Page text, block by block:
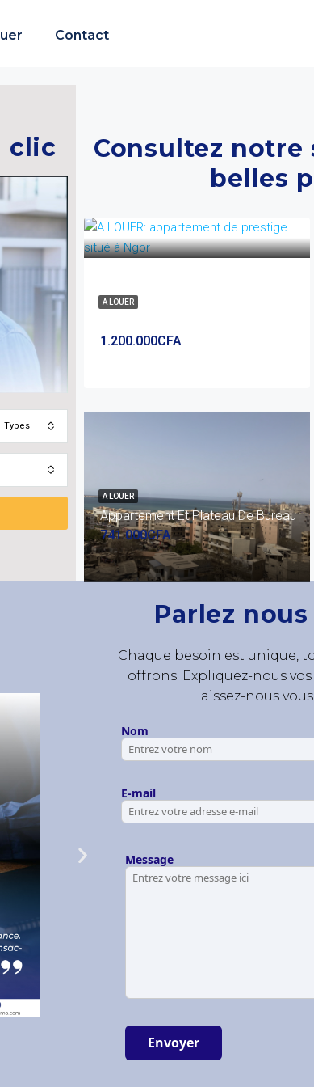
Contact
clic
Types
Consultez
belles
1.200.000CFA
A LOUER
Appartement Et Plateau De Bureau
741.000CFA
A LOUER
Parlez
Chaque besoin est unique,
offrons. Expliquez-nous
laissez-nous
Nom
E-mail
Message